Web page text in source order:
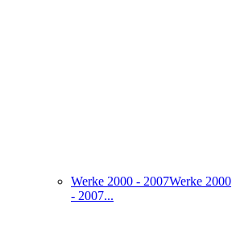
Werke 2000 - 2007Werke 2000
- 2007...